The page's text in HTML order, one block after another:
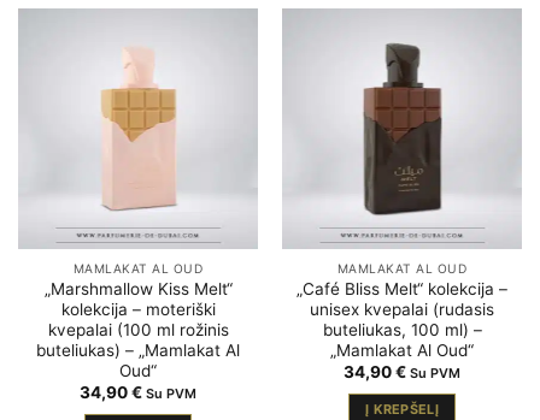
MAMLAKAT AL OUD
„Marshmallow Kiss Melt“
kolekcija – moteriški
kvepalai (100 ml rožinis
buteliukas) – „Mamlakat Al
Oud“
34,90€ Su PVM
MAMLAKAT AL OUD
„Café Bliss Melt“ kolekcija –
unisex kvepalai (rudasis
buteliukas, 100 ml) –
„Mamlakat Al Oud“
34,90€ Su PVM
Į KREPŠELĮ